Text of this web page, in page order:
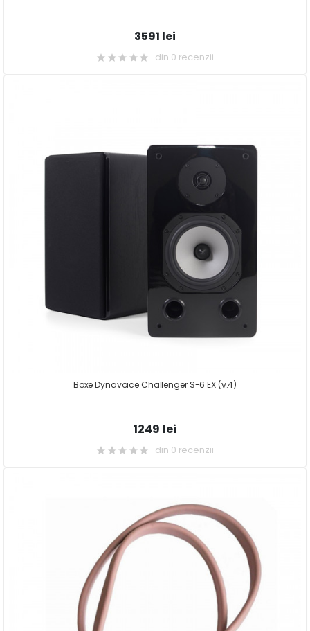
3591 lei
din 0 recenzii
Boxe Dynavoice Challenger S-6 EX (v.4)
1249 lei
din 0 recenzii